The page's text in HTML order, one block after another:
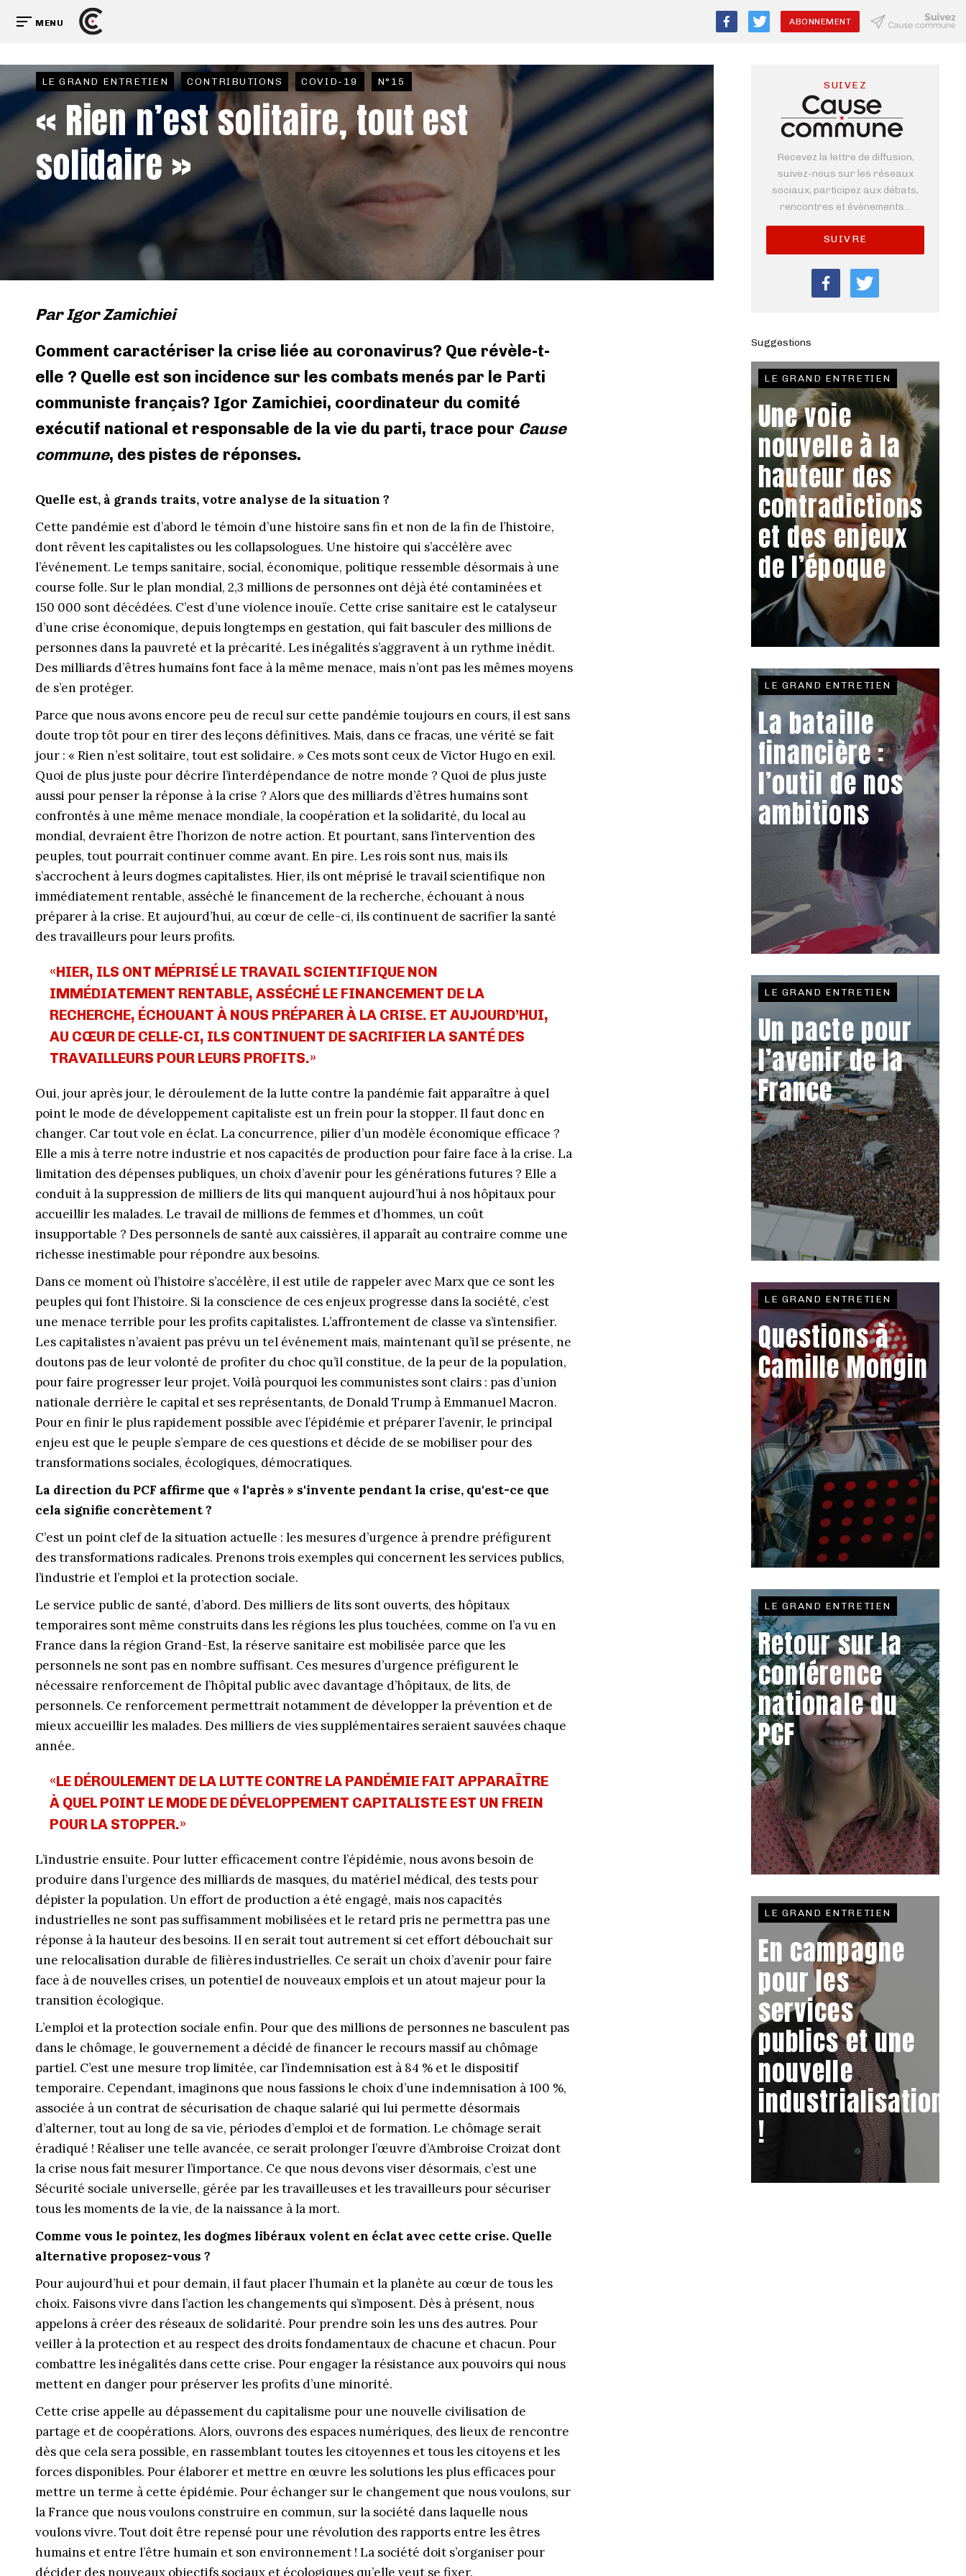
MENU ABONNEMENT
LE GRAND ENTRETIEN CONTRIBUTIONS COVID-19 N°15
« Rien n’est solitaire, tout est
solidaire »
ParIgor Zamichiei
Comment caractériser la crise liée au coronavirus? Que révèle-t-
elle ? Quelle est son incidence sur les combats menés par le Parti
communiste français? Igor Zamichiei, coordinateur du comité
exécutif national et responsable de la vie du parti, trace pour Cause
commune, des pistes de réponses.
Quelle est, à grands traits, votre analyse de la situation ?
Cette pandémie est d’abord le témoin d’une histoire sans fin et non de la fin de l’histoire,
dont rêvent les capitalistes ou les collapsologues. Une histoire qui s’accélère avec
l’événement. Le temps sanitaire, social, économique, politique ressemble désormais à une
course folle. Sur le plan mondial, 2,3 millions de personnes ont déjà été contaminées et
150 000 sont décédées. C’est d’une violence inouïe. Cette crise sanitaire est le catalyseur
d’une crise économique, depuis longtemps en gestation, qui fait basculer des millions de
personnes dans la pauvreté et la précarité. Les inégalités s’aggravent à un rythme inédit.
Des milliards d’êtres humains font face à la même menace, mais n’ont pas les mêmes moyens
de s’en protéger.
Parce que nous avons encore peu de recul sur cette pandémie toujours en cours, il est sans
doute trop tôt pour en tirer des leçons définitives. Mais, dans ce fracas, une vérité se fait
jour : « Rien n’est solitaire, tout est solidaire. » Ces mots sont ceux de Victor Hugo en exil.
Quoi de plus juste pour décrire l’interdépendance de notre monde ? Quoi de plus juste
aussi pour penser la réponse à la crise ? Alors que des milliards d’êtres humains sont
confrontés à une même menace mondiale, la coopération et la solidarité, du local au
mondial, devraient être l’horizon de notre action. Et pourtant, sans l’intervention des
peuples, tout pourrait continuer comme avant. En pire. Les rois sont nus, mais ils
s’accrochent à leurs dogmes capitalistes. Hier, ils ont méprisé le travail scientifique non
immédiatement rentable, asséché le financement de la recherche, échouant à nous
préparer à la crise. Et aujourd’hui, au cœur de celle-ci, ils continuent de sacrifier la santé
des travailleurs pour leurs profits.
«HIER, ILS ONT MÉPRISÉ LE TRAVAIL SCIENTIFIQUE NON
IMMÉDIATEMENT RENTABLE, ASSÉCHÉ LE FINANCEMENT DE LA
RECHERCHE, ÉCHOUANT À NOUS PRÉPARER À LA CRISE. ET AUJOURD’HUI,
AU CŒUR DE CELLE-CI, ILS CONTINUENT DE SACRIFIER LA SANTÉ DES
TRAVAILLEURS POUR LEURS PROFITS.»
Oui, jour après jour, le déroulement de la lutte contre la pandémie fait apparaître à quel
point le mode de développement capitaliste est un frein pour la stopper. Il faut donc en
changer. Car tout vole en éclat. La concurrence, pilier d’un modèle économique efficace ?
Elle a mis à terre notre industrie et nos capacités de production pour faire face à la crise. La
limitation des dépenses publiques, un choix d’avenir pour les générations futures ? Elle a
conduit à la suppression de milliers de lits qui manquent aujourd’hui à nos hôpitaux pour
accueillir les malades. Le travail de millions de femmes et d’hommes, un coût
insupportable ? Des personnels de santé aux caissières, il apparaît au contraire comme une
richesse inestimable pour répondre aux besoins.
Dans ce moment où l’histoire s’accélère, il est utile de rappeler avec Marx que ce sont les
peuples qui font l’histoire. Si la conscience de ces enjeux progresse dans la société, c’est
une menace terrible pour les profits capitalistes. L’affrontement de classe va s’intensifier.
Les capitalistes n’avaient pas prévu un tel événement mais, maintenant qu’il se présente, ne
doutons pas de leur volonté de profiter du choc qu’il constitue, de la peur de la population,
pour faire progresser leur projet. Voilà pourquoi les communistes sont clairs : pas d’union
nationale derrière le capital et ses représentants, de Donald Trump à Emmanuel Macron.
Pour en finir le plus rapidement possible avec l’épidémie et préparer l’avenir, le principal
enjeu est que le peuple s’empare de ces questions et décide de se mobiliser pour des
transformations sociales, écologiques, démocratiques.
La direction du PCF affirme que « l'après » s'invente pendant la crise, qu'est-ce que
cela signifie concrètement ?
C’est un point clef de la situation actuelle : les mesures d’urgence à prendre préfigurent
des transformations radicales. Prenons trois exemples qui concernent les services publics,
l’industrie et l’emploi et la protection sociale.
Le service public de santé, d’abord. Des milliers de lits sont ouverts, des hôpitaux
temporaires sont même construits dans les régions les plus touchées, comme on l’a vu en
France dans la région Grand-Est, la réserve sanitaire est mobilisée parce que les
personnels ne sont pas en nombre suffisant. Ces mesures d’urgence préfigurent le
nécessaire renforcement de l’hôpital public avec davantage d’hôpitaux, de lits, de
personnels. Ce renforcement permettrait notamment de développer la prévention et de
mieux accueillir les malades. Des milliers de vies supplémentaires seraient sauvées chaque
année.
«LE DÉROULEMENT DE LA LUTTE CONTRE LA PANDÉMIE FAIT APPARAÎTRE
À QUEL POINT LE MODE DE DÉVELOPPEMENT CAPITALISTE EST UN FREIN
POUR LA STOPPER.»
L’industrie ensuite. Pour lutter efficacement contre l’épidémie, nous avons besoin de
produire dans l’urgence des milliards de masques, du matériel médical, des tests pour
dépister la population. Un effort de production a été engagé, mais nos capacités
industrielles ne sont pas suffisamment mobilisées et le retard pris ne permettra pas une
réponse à la hauteur des besoins. Il en serait tout autrement si cet effort débouchait sur
une relocalisation durable de filières industrielles. Ce serait un choix d’avenir pour faire
face à de nouvelles crises, un potentiel de nouveaux emplois et un atout majeur pour la
transition écologique.
L’emploi et la protection sociale enfin. Pour que des millions de personnes ne basculent pas
dans le chômage, le gouvernement a décidé de financer le recours massif au chômage
partiel. C’est une mesure trop limitée, car l’indemnisation est à 84 % et le dispositif
temporaire. Cependant, imaginons que nous fassions le choix d’une indemnisation à 100 %,
associée à un contrat de sécurisation de chaque salarié qui lui permette désormais
d’alterner, tout au long de sa vie, périodes d’emploi et de formation. Le chômage serait
éradiqué ! Réaliser une telle avancée, ce serait prolonger l’œuvre d’Ambroise Croizat dont
la crise nous fait mesurer l’importance. Ce que nous devons viser désormais, c’est une
Sécurité sociale universelle, gérée par les travailleuses et les travailleurs pour sécuriser
tous les moments de la vie, de la naissance à la mort.
Comme vous le pointez, les dogmes libéraux volent en éclat avec cette crise. Quelle
alternative proposez-vous ?
Pour aujourd’hui et pour demain, il faut placer l’humain et la planète au cœur de tous les
choix. Faisons vivre dans l’action les changements qui s’imposent. Dès à présent, nous
appelons à créer des réseaux de solidarité. Pour prendre soin les uns des autres. Pour
veiller à la protection et au respect des droits fondamentaux de chacune et chacun. Pour
combattre les inégalités dans cette crise. Pour engager la résistance aux pouvoirs qui nous
mettent en danger pour préserver les profits d’une minorité.
Cette crise appelle au dépassement du capitalisme pour une nouvelle civilisation de
partage et de coopérations. Alors, ouvrons des espaces numériques, des lieux de rencontre
dès que cela sera possible, en rassemblant toutes les citoyennes et tous les citoyens et les
forces disponibles. Pour élaborer et mettre en œuvre les solutions les plus efficaces pour
mettre un terme à cette épidémie. Pour échanger sur le changement que nous voulons, sur
la France que nous voulons construire en commun, sur la société dans laquelle nous
voulons vivre. Tout doit être repensé pour une révolution des rapports entre les êtres
humains et entre l’être humain et son environnement ! La société doit s’organiser pour
décider des nouveaux objectifs sociaux et écologiques qu’elle veut se fixer.
SUIVEZ
Recevez la lettre de diffusion,
suivez-nous sur les réseaux
sociaux, participez aux débats,
rencontres et évènements...
SUIVRE
Suggestions
LE GRAND ENTRETIEN
Une voie
nouvelle à la
hauteur des
contradictions
et des enjeux
de l’époque
LE GRAND ENTRETIEN
La bataille
financière :
l’outil de nos
ambitions
LE GRAND ENTRETIEN
Un pacte pour
l’avenir de la
France
LE GRAND ENTRETIEN
Questions à
Camille Mongin
LE GRAND ENTRETIEN
Retour sur la
conférence
nationale du
PCF
LE GRAND ENTRETIEN
En campagne
pour les
services
publics et une
nouvelle
industrialisation
!